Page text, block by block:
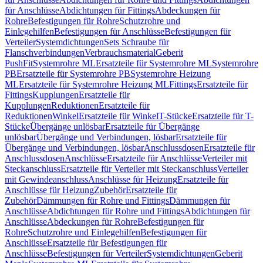
für AnschlüsseAbdichtungen für FittingsAbdeckungen für
RohreBefestigungen für RohreSchutzrohre und
EinlegehilfenBefestigungen für AnschlüsseBefestigungen für
VerteilerSystemdichtungenSets Schraube für
FlanschverbindungenVerbrauchsmaterialGeberit
PushFitSystemrohre MLErsatzteile für Systemrohre MLSystemrohre
PBErsatzteile für Systemrohre PBSystemrohre Heizung
MLErsatzteile für Systemrohre Heizung MLFittingsErsatzteile für
FittingsKupplungenErsatzteile für
KupplungenReduktionenErsatzteile für
ReduktionenWinkelErsatzteile für WinkelT-StückeErsatzteile für T-
StückeÜbergänge unlösbarErsatzteile für Übergänge
unlösbarÜbergänge und Verbindungen, lösbarErsatzteile für
Übergänge und Verbindungen, lösbarAnschlussdosenErsatzteile für
AnschlussdosenAnschlüsseErsatzteile für AnschlüsseVerteiler mit
SteckanschlussErsatzteile für Verteiler mit SteckanschlussVerteiler
mit GewindeanschlussAnschlüsse für HeizungErsatzteile für
Anschlüsse für HeizungZubehörErsatzteile für
ZubehörDämmungen für Rohre und FittingsDämmungen für
AnschlüsseAbdichtungen für Rohre und FittingsAbdichtungen für
AnschlüsseAbdeckungen für RohreBefestigungen für
RohreSchutzrohre und EinlegehilfenBefestigungen für
AnschlüsseErsatzteile für Befestigungen für
AnschlüsseBefestigungen für VerteilerSystemdichtungenGeberit